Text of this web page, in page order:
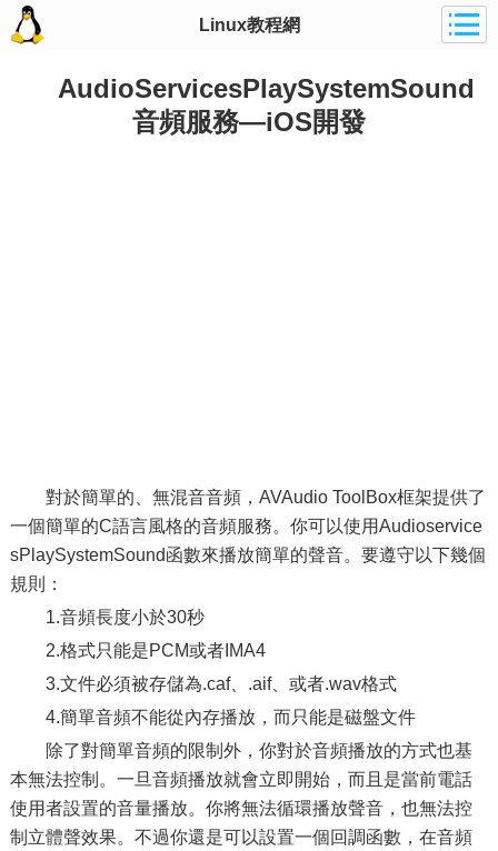
Linux教程網
AudioServicesPlaySystemSound
音頻服務—iOS開發
對於簡單的、無混音音頻，AVAudio ToolBox框架提供了
一個簡單的C語言風格的音頻服務。你可以使用Audioservice
sPlaySystemSound函數來播放簡單的聲音。要遵守以下幾個
規則：
1.音頻長度小於30秒
2.格式只能是PCM或者IMA4
3.文件必須被存儲為.caf、.aif、或者.wav格式
4.簡單音頻不能從內存播放，而只能是磁盤文件
除了對簡單音頻的限制外，你對於音頻播放的方式也基
本無法控制。一旦音頻播放就會立即開始，而且是當前電話
使用者設置的音量播放。你將無法循環播放聲音，也無法控
制立體聲效果。不過你還是可以設置一個回調函數，在音頻